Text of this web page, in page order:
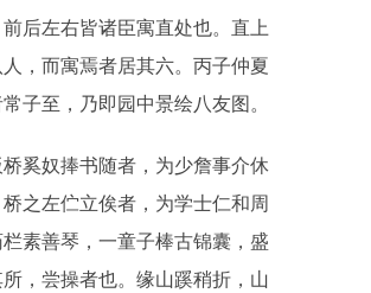
后左右皆诸臣寓直处也。直上
，而寓焉者居其六。丙子仲夏
子至，乃即园中景绘八友图。
奚奴捧书随者，为少詹事介休
之左伫立俟者，为学士仁和周
素善琴，一童子棒古锦囊，盛
，尝操者也。缘山蹊稍折，山